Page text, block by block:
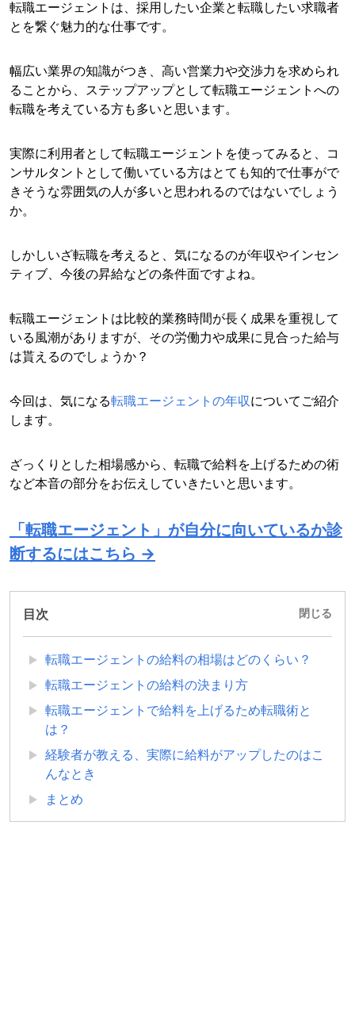
転職エージェントは、採用したい企業と転職したい求職者
とを繋ぐ魅力的な仕事です。
幅広い業界の知識がつき、高い営業力や交渉力を求められ
ることから、ステップアップとして転職エージェントへの
転職を考えている方も多いと思います。
実際に利用者として転職エージェントを使ってみると、コ
ンサルタントとして働いている方はとても知的で仕事がで
きそうな雰囲気の人が多いと思われるのではないでしょう
か。
しかしいざ転職を考えると、気になるのが年収やインセン
ティブ、今後の昇給などの条件面ですよね。
転職エージェントは比較的業務時間が長く成果を重視して
いる風潮がありますが、その労働力や成果に見合った給与
は貰えるのでしょうか？
今回は、気になる転職エージェントの年収についてご紹介
します。
ざっくりとした相場感から、転職で給料を上げるための術
など本音の部分をお伝えしていきたいと思います。
「転職エージェント」が自分に向いているか診
断するにはこちら →
目次 閉じる
転職エージェントの給料の相場はどのくらい？
転職エージェントの給料の決まり方
転職エージェントで給料を上げるため転職術と
は？
経験者が教える、実際に給料がアップしたのはこ
んなとき
まとめ